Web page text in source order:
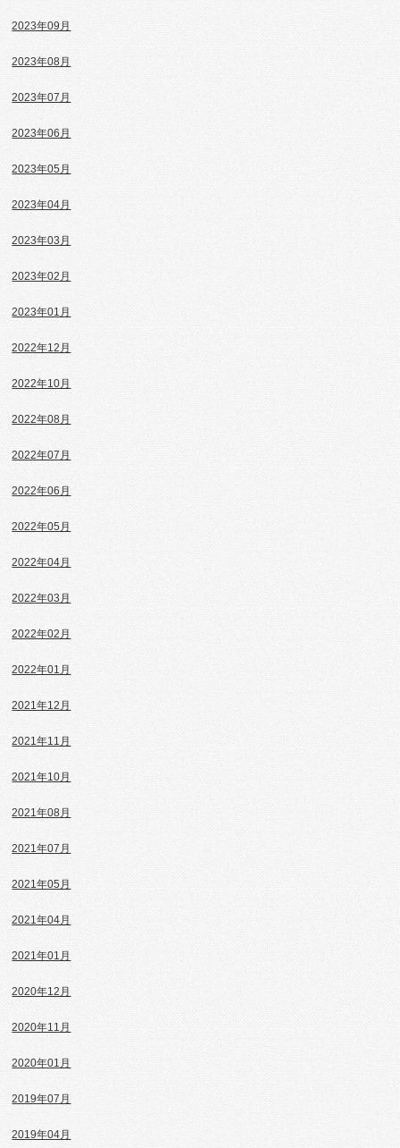
2023年09月
2023年08月
2023年07月
2023年06月
2023年05月
2023年04月
2023年03月
2023年02月
2023年01月
2022年12月
2022年10月
2022年08月
2022年07月
2022年06月
2022年05月
2022年04月
2022年03月
2022年02月
2022年01月
2021年12月
2021年11月
2021年10月
2021年08月
2021年07月
2021年05月
2021年04月
2021年01月
2020年12月
2020年11月
2020年01月
2019年07月
2019年04月